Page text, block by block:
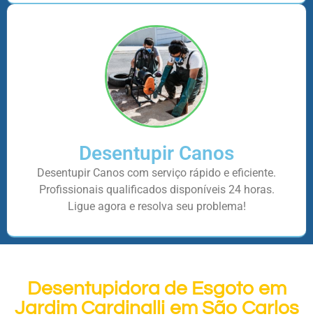
Desentupir Canos
Desentupir Canos com serviço rápido e eficiente.
Profissionais qualificados disponíveis 24 horas.
Ligue agora e resolva seu problema!
Desentupidora de Esgoto em
Jardim Cardinalli em São Carlos